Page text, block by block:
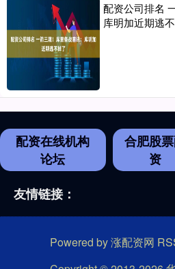
配资公司排名
库明加近期逃
配资在线机构
论坛
合肥股
资
友情链接：
Powered by涨配资网